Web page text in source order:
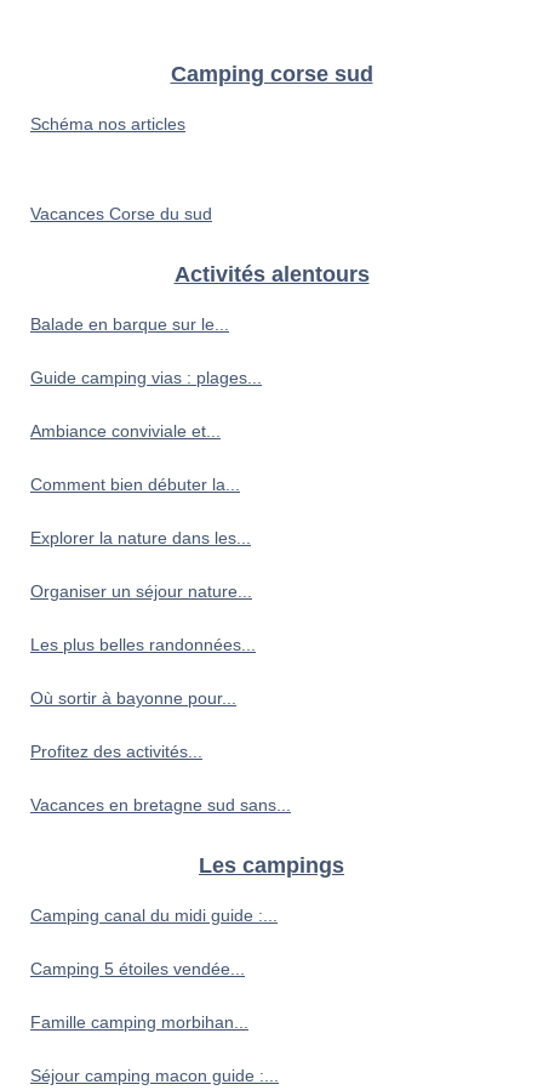
Camping corse sud
Schéma nos articles
Vacances Corse du sud
Activités alentours
Balade en barque sur le...
Guide camping vias : plages...
Ambiance conviviale et...
Comment bien débuter la...
Explorer la nature dans les...
Organiser un séjour nature...
Les plus belles randonnées...
Où sortir à bayonne pour...
Profitez des activités...
Vacances en bretagne sud sans...
Les campings
Camping canal du midi guide :...
Camping 5 étoiles vendée...
Famille camping morbihan...
Séjour camping macon guide :...